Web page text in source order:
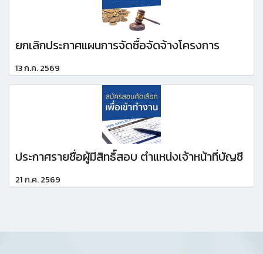
ยกเลิกประกาศแผนการจัดซื้อจัดจ้างโครงการ
13 ก.ค. 2569
ประกาศรายชื่อผู้มีสิทธิ์สอบ ตำแหน่งเจ้าหน้าที่บัญชี
21 ก.ค. 2569